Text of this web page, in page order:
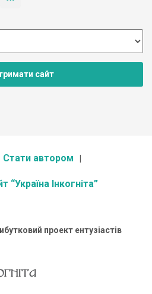
сайт
Стати автором
“Україна Інкогніта”
проект ентузіастів